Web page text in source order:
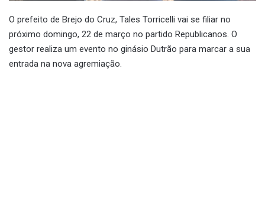
O prefeito de Brejo do Cruz, Tales Torricelli vai se filiar no
próximo domingo, 22 de março no partido Republicanos. O
gestor realiza um evento no ginásio Dutrão para marcar a sua
entrada na nova agremiação.